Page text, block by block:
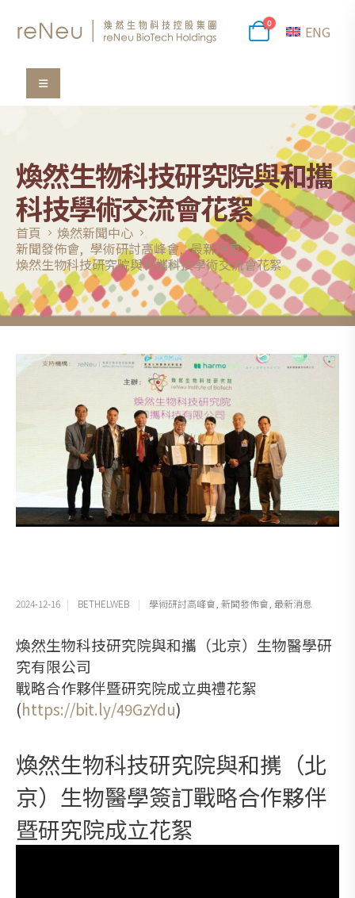
0 ENG
煥然生物科技研究院與和攜
科技學術交流會花絮
首頁
煥然新聞中心
新聞發佈會, 學術研討高峰會, 最新消息
煥然生物科技研究院與和攜科技學術交流會花絮
2024-12-16 BETHELWEB 學術研討高峰會, 新聞發佈會, 最新消息
煥然生物科技研究院與和攜（北京）生物醫學研
究有限公司
戰略合作夥伴暨研究院成立典禮花絮
(https://bit.ly/49GzYdu)
煥然生物科技研究院與和㩗（北
京）生物醫學簽訂戰略合作夥伴
暨研究院成立花絮